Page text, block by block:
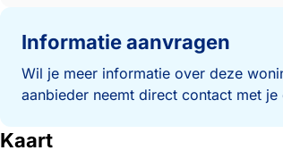
Informatie aanvragen
Wil je meer informatie over deze
aanbieder neemt direct contact met je
Kaart